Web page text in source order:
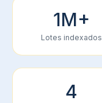
1M+
Lotes indexados
4